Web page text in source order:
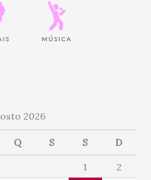
2026
Q S S D
1
2